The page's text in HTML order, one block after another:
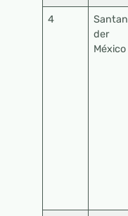
4
Santan
der
México